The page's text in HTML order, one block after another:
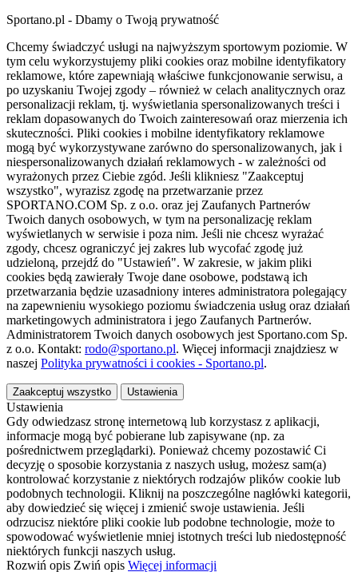
Sportano.pl - Dbamy o Twoją prywatność
Chcemy świadczyć usługi na najwyższym sportowym poziomie. W
tym celu wykorzystujemy pliki cookies oraz mobilne identyfikatory
reklamowe, które zapewniają właściwe funkcjonowanie serwisu, a
po uzyskaniu Twojej zgody – również w celach analitycznych oraz
personalizacji reklam, tj. wyświetlania spersonalizowanych treści i
reklam dopasowanych do Twoich zainteresowań oraz mierzenia ich
skuteczności. Pliki cookies i mobilne identyfikatory reklamowe
mogą być wykorzystywane zarówno do spersonalizowanych, jak i
niespersonalizowanych działań reklamowych - w zależności od
wyrażonych przez Ciebie zgód. Jeśli klikniesz "Zaakceptuj
wszystko", wyrazisz zgodę na przetwarzanie przez
SPORTANO.COM Sp. z o.o. oraz jej Zaufanych Partnerów
Twoich danych osobowych, w tym na personalizację reklam
wyświetlanych w serwisie i poza nim. Jeśli nie chcesz wyrażać
zgody, chcesz ograniczyć jej zakres lub wycofać zgodę już
udzieloną, przejdź do "Ustawień". W zakresie, w jakim pliki
cookies będą zawierały Twoje dane osobowe, podstawą ich
przetwarzania będzie uzasadniony interes administratora polegający
na zapewnieniu wysokiego poziomu świadczenia usług oraz działań
marketingowych administratora i jego Zaufanych Partnerów.
Administratorem Twoich danych osobowych jest Sportano.com Sp.
z o.o. Kontakt: rodo@sportano.pl. Więcej informacji znajdziesz w
naszej Polityka prywatności i cookies - Sportano.pl.
Zaakceptuj wszystko Ustawienia
Ustawienia
Gdy odwiedzasz stronę internetową lub korzystasz z aplikacji,
informacje mogą być pobierane lub zapisywane (np. za
pośrednictwem przeglądarki). Ponieważ chcemy pozostawić Ci
decyzję o sposobie korzystania z naszych usług, możesz sam(a)
kontrolować korzystanie z niektórych rodzajów plików cookie lub
podobnych technologii. Kliknij na poszczególne nagłówki kategorii,
aby dowiedzieć się więcej i zmienić swoje ustawienia. Jeśli
odrzucisz niektóre pliki cookie lub podobne technologie, może to
spowodować wyświetlenie mniej istotnych treści lub niedostępność
niektórych funkcji naszych usług.
Rozwiń opis Zwiń opis Więcej informacji